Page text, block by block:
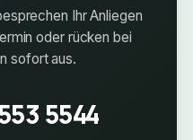
Ihr Anliegen
oder rücken bei
sofort aus.
5544